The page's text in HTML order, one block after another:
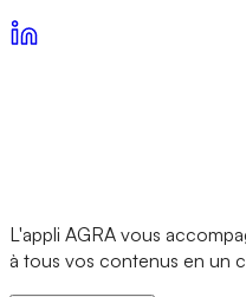
L'appli AGRA vous
à tous vos contenus en un